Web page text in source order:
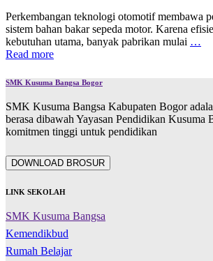
Perkembangan teknologi otomotif membawa
sistem bahan bakar sepeda motor. Karena
kebutuhan utama, banyak pabrikan mulai …
Read more
SMK Kusuma Bangsa Bogor
SMK Kusuma Bangsa Kabupaten Bogor
berasa dibawah Yayasan Pendidikan Kusuma
komitmen tinggi untuk pendidikan
DOWNLOAD BROSUR
LINK SEKOLAH
SMK Kusuma Bangsa
Kemendikbud
Rumah Belajar